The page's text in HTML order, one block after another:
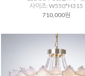
사이즈: W550*H315
710,000원